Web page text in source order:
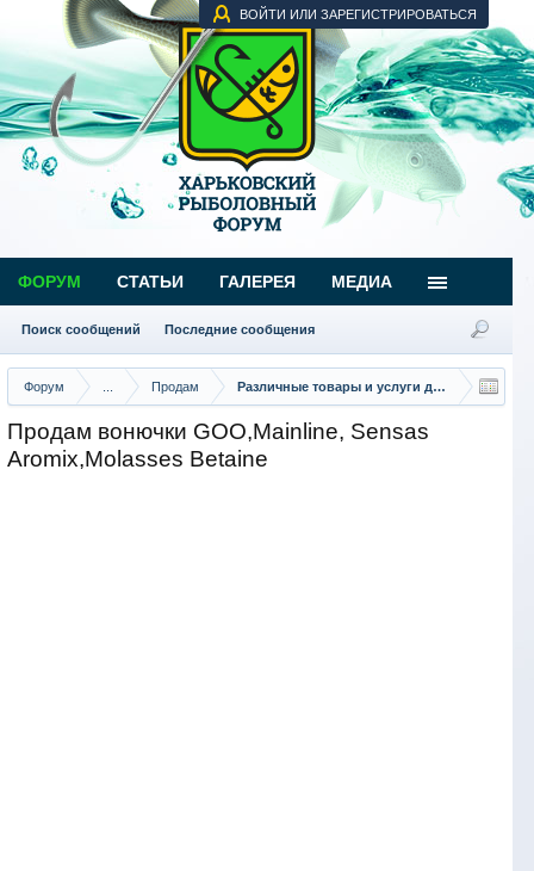
ВОЙТИ ИЛИ ЗАРЕГИСТРИРОВАТЬСЯ
Форум Продам Различные товары и услуги для рыбаков
Продам вонючки GOO,Mainline, Sensas
Aromix,Molasses Betaine
ФОРУМ
Поиск сообщений Последние сообщения
СТАТЬИ ГАЛЕРЕЯ МЕДИА